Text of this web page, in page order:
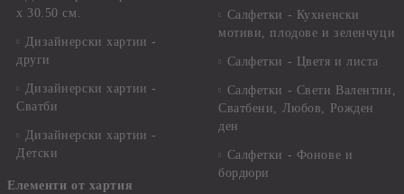
x 30.50 см.
Дизайнерски хартии -
други
Дизайнерски хартии -
Сватби
Дизайнерски хартии -
Детски
Елементи от хартия
Салфетки - Кухненски
мотиви, плодове и зеленчуци
Салфетки - Цветя и листа
Салфетки - Свети Валентин,
Сватбени, Любов, Рожден
ден
Салфетки - Фонове и
бордюри